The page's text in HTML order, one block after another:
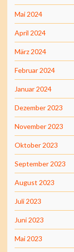
Mai 2024
April 2024
März 2024
Februar 2024
Januar 2024
Dezember 2023
November 2023
Oktober 2023
September 2023
August 2023
Juli 2023
Juni 2023
Mai 2023